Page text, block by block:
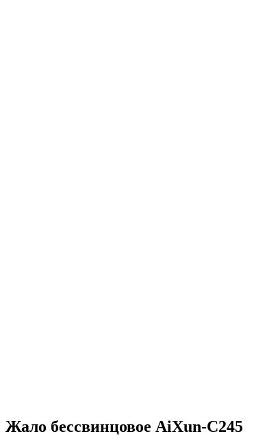
Жало бессвинцовое AiXun-C245